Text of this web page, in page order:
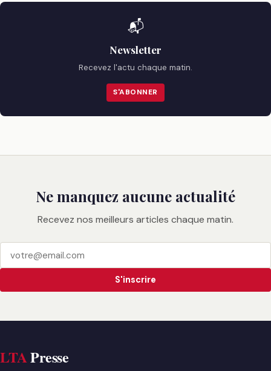
📬
Newsletter
Recevez l'actu chaque matin.
S'ABONNER
Ne manquez aucune actualité
Recevez nos meilleurs articles chaque matin.
S'inscrire
LTAPresse